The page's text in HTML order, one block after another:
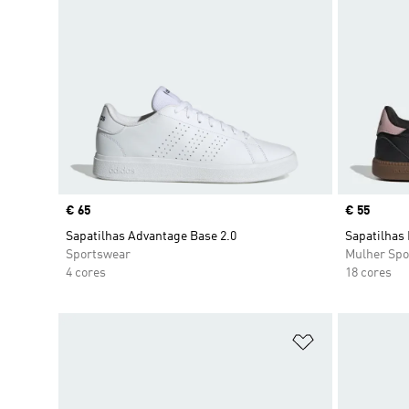
Price
€ 65
Sapatilhas Advantage Base 2.0
Sportswear
4 cores
Price
€ 55
Sapatilhas
Mulher
18 cores